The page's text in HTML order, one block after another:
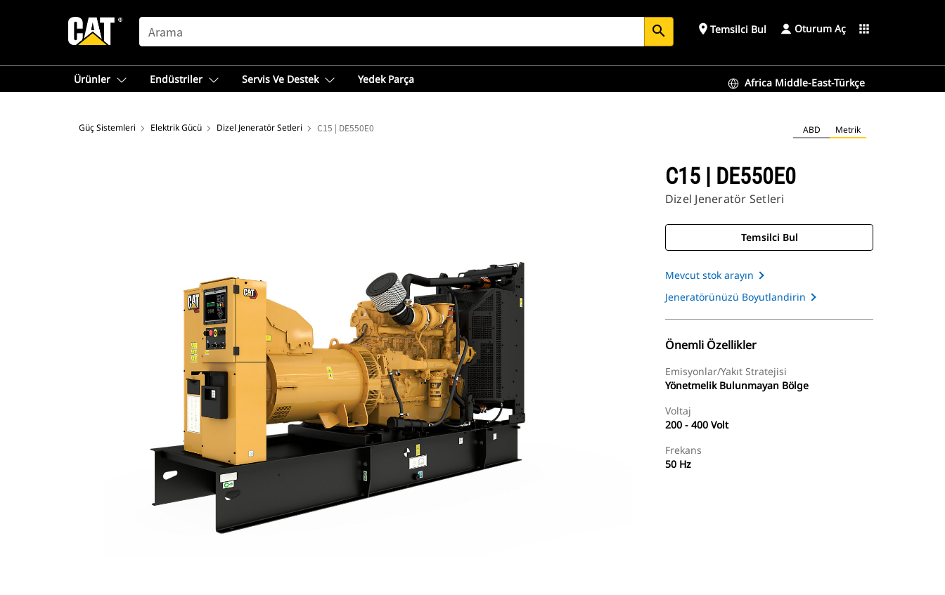
SEARCH search place Temsilci Bul Oturum Aç apps
Ürünler Endüstriler Servis Ve Destek Yedek Parça Africa Middle-East-Türkçe
Güç Sistemleri Elektrik Gücü Dizel Jeneratör Setleri C15 | DE550E0 ABD Metrik
C15 | DE550E0
Dizel Jeneratör Setleri
Temsilci Bul
Mevcut stok arayın
Jeneratörünüzü Boyutlandirin
Önemli Özellikler
Emisyonlar/Yakıt Stratejisi
Yönetmelik Bulunmayan Bölge
Voltaj
200 - 400 Volt
Frekans
50 Hz